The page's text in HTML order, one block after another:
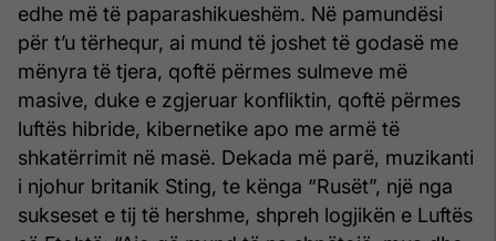
edhe më të paparashikueshëm. Në pamundësi
për t’u tërhequr, ai mund të joshet të godasë me
mënyra të tjera, qoftë përmes sulmeve më
masive, duke e zgjeruar konfliktin, qoftë përmes
luftës hibride, kibernetike apo me armë të
shkatërrimit në masë. Dekada më parë, muzikanti
i njohur britanik Sting, te kënga “Rusët”, një nga
sukseset e tij të hershme, shpreh logjikën e Luftës